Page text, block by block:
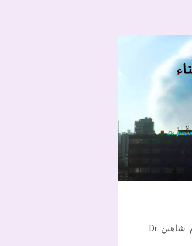
إنفجار أم تفجير ميناء بيروت؟ الدكتور جميل م. شاهين Dr.